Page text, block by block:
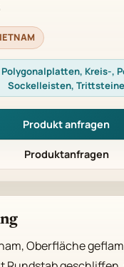
Kreis-,
Sockelleisten, Trittsteine
Produkt anfragen
Produktanfragen
Oberfläche